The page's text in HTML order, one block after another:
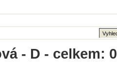
- D - celkem: 0